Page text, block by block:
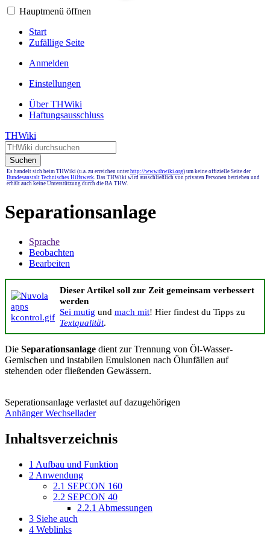
Hauptmenü öffnen
Start
Zufällige Seite
Anmelden
Einstellungen
Über THWiki
Haftungsausschluss
THWiki
Suchen
Es handelt sich beim THWiki (u.a. zu erreichen unter http://www.thwiki.org) um keine offizielle Seite der
Bundesanstalt Technisches Hilfswerk. Das THWiki wird ausschließlich von privaten Personen betrieben und
erhält auch keine Unterstützung durch die BA THW.
Separationsanlage
Sprache
Beobachten
Bearbeiten
Dieser Artikel soll zur Zeit gemeinsam verbessert
werden
Sei mutig und mach mit! Hier findest du Tipps zu
Textqualität.
Die Separationsanlage dient zur Trennung von Öl-Wasser-
Gemischen und instabilen Emulsionen nach Ölunfällen auf
stehenden oder fließenden Gewässern.
Seperationsanlage verlastet auf dazugehörigen
Anhänger Wechsellader
Inhaltsverzeichnis
1 Aufbau und Funktion
2 Anwendung
2.1 SEPCON 160
2.2 SEPCON 40
2.2.1 Abmessungen
3 Siehe auch
4 Weblinks